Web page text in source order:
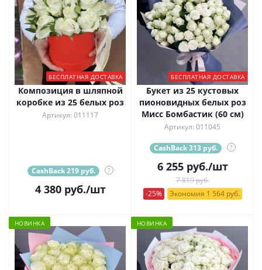
БЕСПЛАТНАЯ ДОСТАВКА
Композиция в шляпной
коробке из 25 белых роз
Артикул: 011117
CashBack 219 руб. ?
4 380руб./шт
БЕСПЛАТНАЯ ДОСТАВКА
Букет из 25 кустовых
пионовидных белых роз
Мисс Бомбастик (60 см)
Артикул: 011045
CashBack 313 руб. ?
6 255руб./шт
7 819 руб.
-25%
Экономия 1 564 руб.
НОВИНКА НОВИНКА